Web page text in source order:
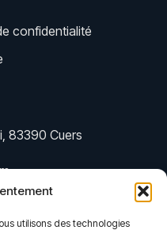
utilisons des technologies
confidentialité
83390 Cuers